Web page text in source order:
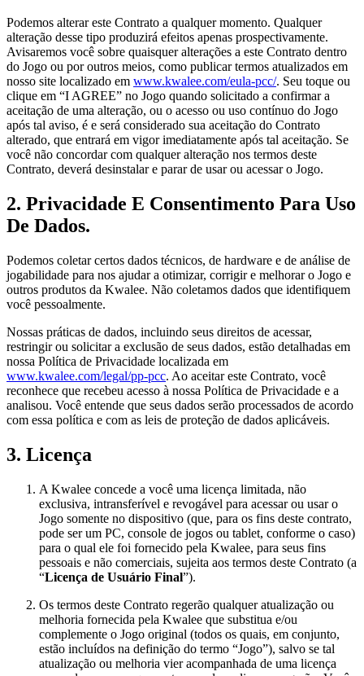
Podemos alterar este Contrato a qualquer momento. Qualquer
alteração desse tipo produzirá efeitos apenas prospectivamente.
Avisaremos você sobre quaisquer alterações a este Contrato dentro
do Jogo ou por outros meios, como publicar termos atualizados em
nosso site localizado em www.kwalee.com/eula-pcc/. Seu toque ou
clique em “I AGREE” no Jogo quando solicitado a confirmar a
aceitação de uma alteração, ou o acesso ou uso contínuo do Jogo
após tal aviso, é e será considerado sua aceitação do Contrato
alterado, que entrará em vigor imediatamente após tal aceitação. Se
você não concordar com qualquer alteração nos termos deste
Contrato, deverá desinstalar e parar de usar ou acessar o Jogo.
2. Privacidade E Consentimento Para Uso
De Dados.
Podemos coletar certos dados técnicos, de hardware e de análise de
jogabilidade para nos ajudar a otimizar, corrigir e melhorar o Jogo e
outros produtos da Kwalee. Não coletamos dados que identifiquem
você pessoalmente.
Nossas práticas de dados, incluindo seus direitos de acessar,
restringir ou solicitar a exclusão de seus dados, estão detalhadas em
nossa Política de Privacidade localizada em
www.kwalee.com/legal/pp-pcc. Ao aceitar este Contrato, você
reconhece que recebeu acesso à nossa Política de Privacidade e a
analisou. Você entende que seus dados serão processados de acordo
com essa política e com as leis de proteção de dados aplicáveis.
3. Licença
A Kwalee concede a você uma licença limitada, não
exclusiva, intransferível e revogável para acessar ou usar o
Jogo somente no dispositivo (que, para os fins deste contrato,
pode ser um PC, console de jogos ou tablet, conforme o caso)
para o qual ele foi fornecido pela Kwalee, para seus fins
pessoais e não comerciais, sujeita aos termos deste Contrato (a
“Licença de Usuário Final”).
Os termos deste Contrato regerão qualquer atualização ou
melhoria fornecida pela Kwalee que substitua e/ou
complemente o Jogo original (todos os quais, em conjunto,
estão incluídos na definição do termo “Jogo”), salvo se tal
atualização ou melhoria vier acompanhada de uma licença